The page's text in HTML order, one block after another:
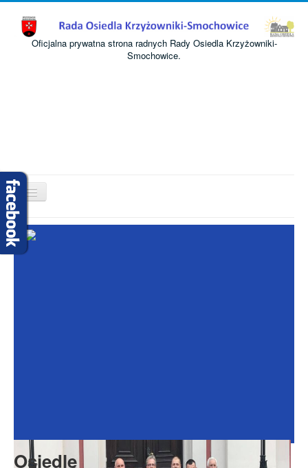
Oficjalna prywatna strona radnych Rady Osiedla Krzyżowniki-
Smochowice.
Przełącz
nawigację
Start
O nas
Osiedle